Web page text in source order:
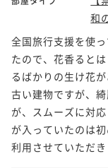
和
全国旅行支援を使
たので、花香ると
るばかりの生け花
古い建物ですが、
が、スムーズに対
が入っていたのは
利用させていただき